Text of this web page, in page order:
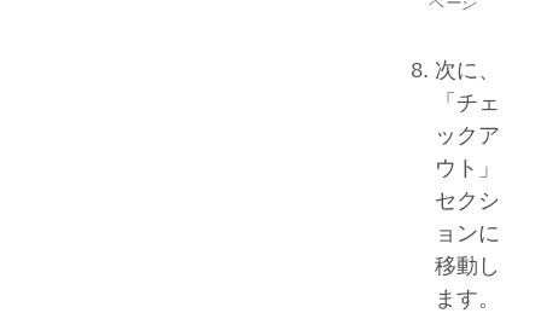
次に、
「チェ
ックア
ウト」
セクシ
ョンに
移動し
ます。